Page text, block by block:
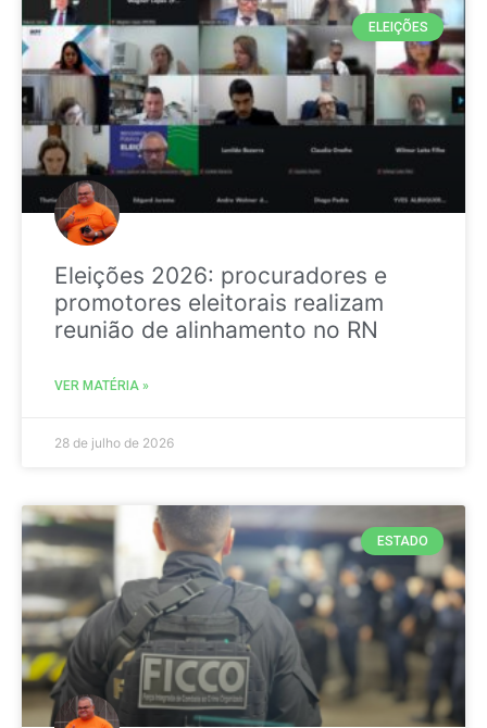
ELEIÇÕES
Eleições 2026: procuradores e
promotores eleitorais realizam
reunião de alinhamento no RN
VER MATÉRIA »
28 de julho de 2026
ESTADO